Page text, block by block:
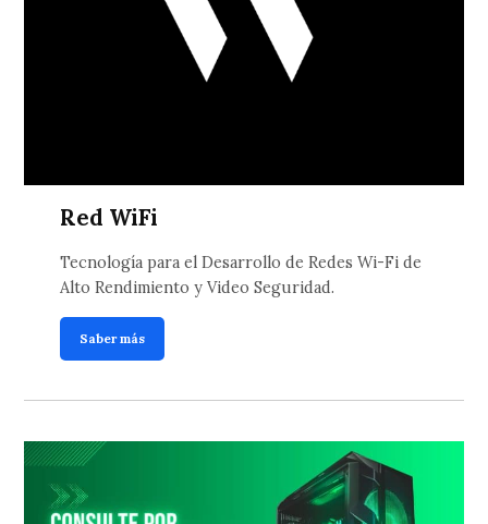
Red WiFi
Tecnología para el Desarrollo de Redes Wi-Fi de
Alto Rendimiento y Video Seguridad.
Saber más